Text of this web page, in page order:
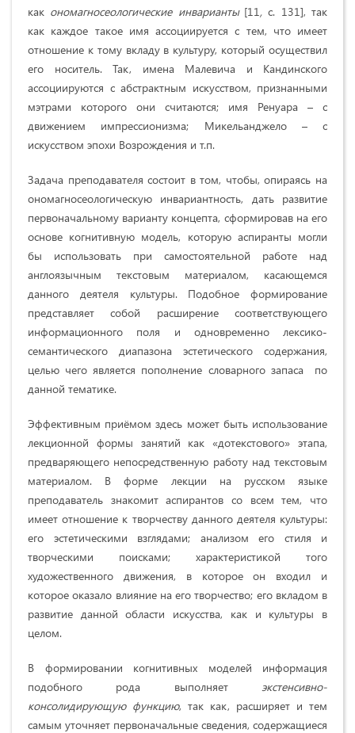
как ономагносеологические инварианты [11 , c. 131], так
как каждое такое имя ассоциируется с тем, что имеет
отношение к тому вкладу в культуру, который осуществил
его носитель. Так, имена Малевича и Кандинского
ассоциируются с абстрактным искусством, признанными
мэтрами которого они считаются; имя Ренуара – с
движением импрессионизма; Микельанджело – с
искусством эпохи Возрождения и т.п.
Задача преподавателя состоит в том, чтобы, опираясь на
ономагносеологическую инвариантность, дать развитие
первоначальному варианту концепта, сформировав на его
основе когнитивную модель, которую аспиранты могли
бы использовать при самостоятельной работе над
англоязычным текстовым материалом, касающемся
данного деятеля культуры. Подобное формирование
представляет собой расширение соответствующего
информационного поля и одновременно лексико-
семантического диапазона эстетического содержания,
целью чего является пополнение словарного запаса по
данной тематике.
Эффективным приёмом здесь может быть использование
лекционной формы занятий как «дотекстового» этапа,
предваряющего непосредственную работу над текстовым
материалом. В форме лекции на русском языке
преподаватель знакомит аспирантов со всем тем, что
имеет отношение к творчеству данного деятеля культуры:
его эстетическими взглядами; анализом его стиля и
творческими поисками; характеристикой того
художественного движения, в которое он входил и
которое оказало влияние на его творчество; его вкладом в
развитие данной области искусства, как и культуры в
целом.
В формировании когнитивных моделей информация
подобного рода выполняет
экстенсивно-
консолидирующую функцию, так как, расширяет и тем
самым уточняет первоначальные сведения, содержащиеся